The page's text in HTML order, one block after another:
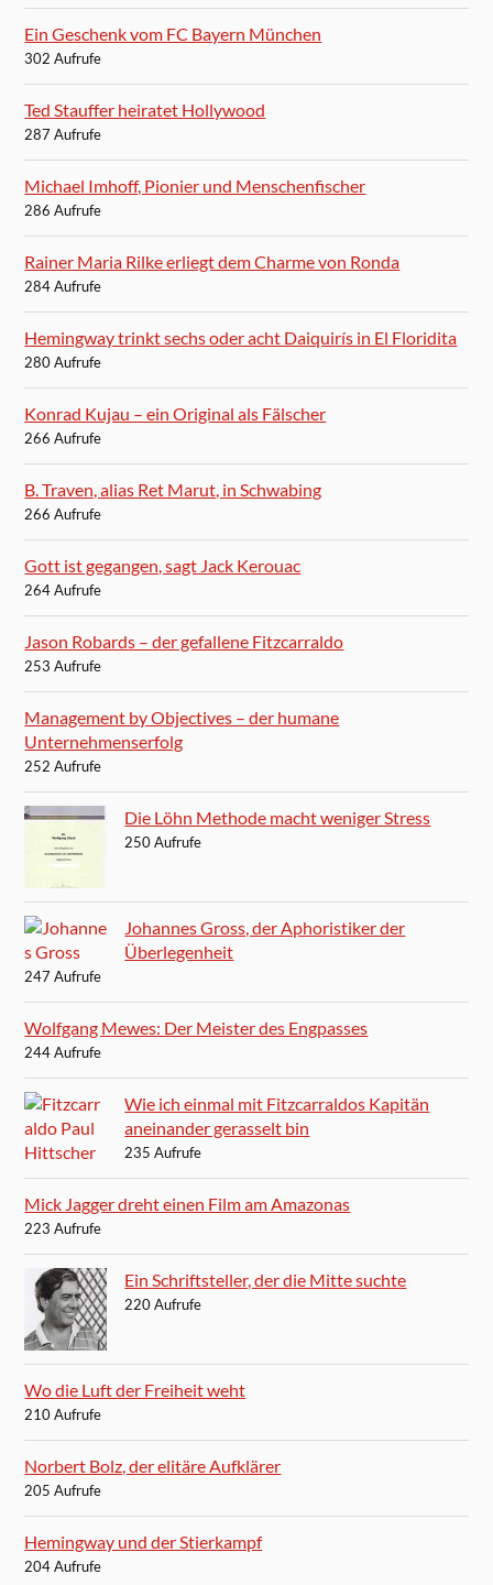
Ein Geschenk vom FC Bayern München
302 Aufrufe
Ted Stauffer heiratet Hollywood
287 Aufrufe
Michael Imhoff, Pionier und Menschenfischer
286 Aufrufe
Rainer Maria Rilke erliegt dem Charme von Ronda
284 Aufrufe
Hemingway trinkt sechs oder acht Daiquirís in El Floridita
280 Aufrufe
Konrad Kujau – ein Original als Fälscher
266 Aufrufe
B. Traven, alias Ret Marut, in Schwabing
266 Aufrufe
Gott ist gegangen, sagt Jack Kerouac
264 Aufrufe
Jason Robards – der gefallene Fitzcarraldo
253 Aufrufe
Management by Objectives – der humane
Unternehmenserfolg
252 Aufrufe
Die Löhn Methode macht weniger Stress
250 Aufrufe
Johannes Gross, der Aphoristiker der
Überlegenheit
247 Aufrufe
Wolfgang Mewes: Der Meister des Engpasses
244 Aufrufe
Wie ich einmal mit Fitzcarraldos Kapitän
aneinander gerasselt bin
235 Aufrufe
Mick Jagger dreht einen Film am Amazonas
223 Aufrufe
Ein Schriftsteller, der die Mitte suchte
220 Aufrufe
Wo die Luft der Freiheit weht
210 Aufrufe
Norbert Bolz, der elitäre Aufklärer
205 Aufrufe
Hemingway und der Stierkampf
204 Aufrufe